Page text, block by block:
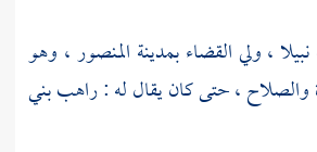
، ولي القضاءبمدينة المنصور، وهو
والصلاح ، حتى كان يقال له : راهببني